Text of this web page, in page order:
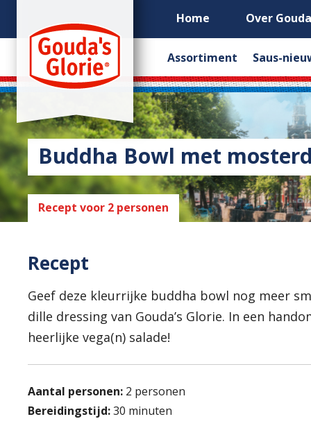
Buddha Bowl met
Recept voor 2 personen
Recept
Geef deze kleurrijke buddha bowl nog meer
dille dressing van Gouda’s Glorie. In een
heerlijke vega(n) salade!
Aantal personen: 2 personen
Bereidingstijd:30 minuten
Home Over
Assortiment Saus-